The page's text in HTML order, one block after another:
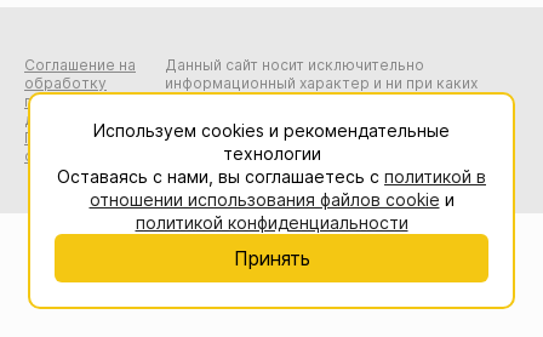
Соглашение на
обработку
персональных
данных
Пользовательское
соглашение
Данный сайт носит исключительно
информационный характер и ни при каких
определяемой положениями Статьи 437 (2)
Гражданского кодекса Российской
Федерации.
Используем cookies и рекомендательные
технологии
Оставаясь с нами, вы соглашаетесь с политикой в
отношении использования файлов cookie и
политикой конфиденциальности
Принять